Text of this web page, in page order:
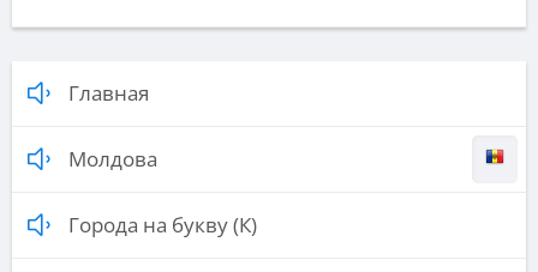
Главная
Молдова
Города на букву (К)